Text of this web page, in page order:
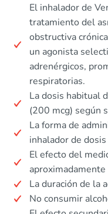
El inhalador de
tratamiento del
obstructiva
un agonista
adrenérgicos,
respiratorias.
La dosis habitual
(200 mcg) según
La forma de
inhalador de
El efecto del
La duración de la
No consumir